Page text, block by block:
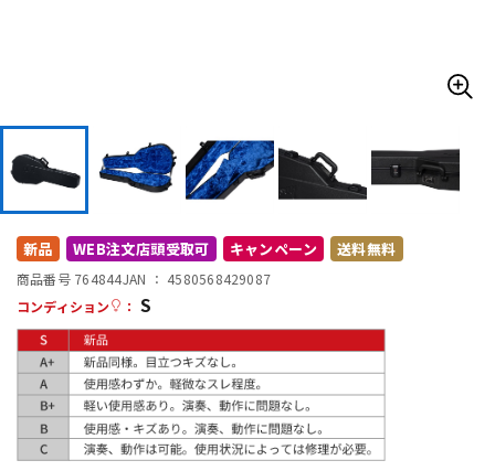
DTM オンライン納品 レコーディング機器
配信/ライブ機器 楽器アクセサリ
新品 WEB注文店頭受取可 キャンペーン 送料無料
商品番号 764844JAN ： 4580568429087
コンディション
： S